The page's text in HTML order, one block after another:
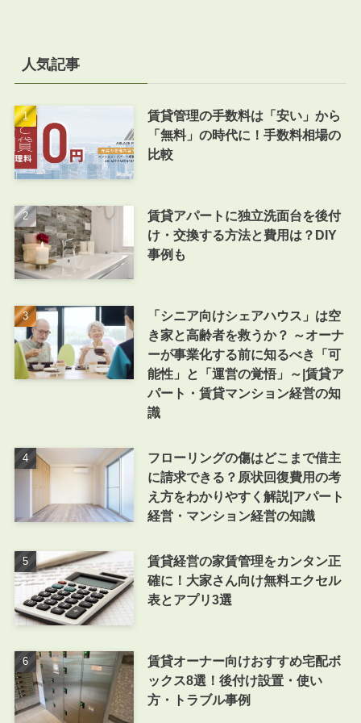
人気記事
賃貸管理の手数料は「安い」から
「無料」の時代に！手数料相場の
比較
賃貸アパートに独立洗面台を後付
け・交換する方法と費用は？DIY
事例も
「シニア向けシェアハウス」は空
き家と高齢者を救うか？ ～オーナ
ーが事業化する前に知るべき「可
能性」と「運営の覚悟」～|賃貸ア
パート・賃貸マンション経営の知
識
フローリングの傷はどこまで借主
に請求できる？原状回復費用の考
え方をわかりやすく解説|アパート
経営・マンション経営の知識
賃貸経営の家賃管理をカンタン正
確に！大家さん向け無料エクセル
表とアプリ3選
賃貸オーナー向けおすすめ宅配ボ
ックス8選！後付け設置・使い
方・トラブル事例